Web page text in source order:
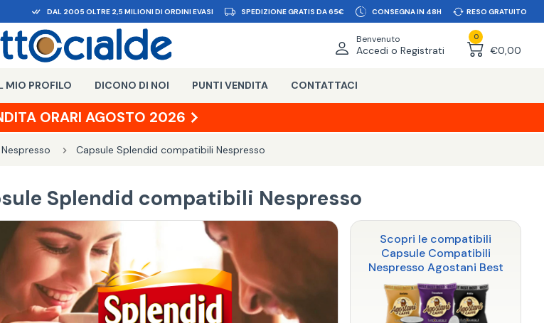
DAL 2005 OLTRE 2,5 MILIONI DI ORDINI EVASI SPEDIZIONE GRATIS DA 65€ CONSEGNA IN 48H RESO GRATUITO
Benvenuto
Accedi o Registrati
0
€0,00
MIO PROFILO DICONO DI NOI PUNTI VENDITA CONTATTACI
ORARI AGOSTO 2026
Capsule Splendid compatibili Nespresso
Splendid compatibili Nespresso
Scopri le compatibili
Capsule Compatibili
Nespresso Agostani Best